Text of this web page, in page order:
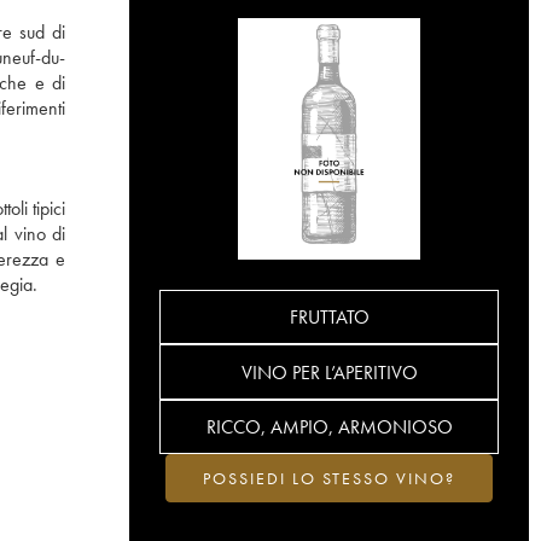
sud di
du-
e di
tipici
vino di
e
FRUTTATO
VINO PER L’APERITIVO
RICCO, AMPIO, ARMONIOSO
POSSIEDI LO STESSO VINO?